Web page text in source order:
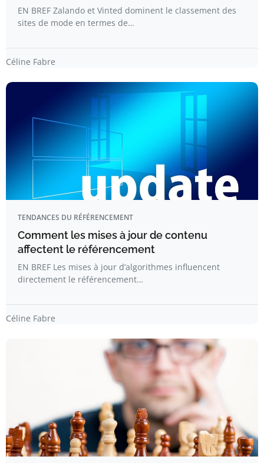
EN BREF Zalando et Vinted dominent le classement des
sites de mode en termes de…
Céline Fabre
TENDANCES DU RÉFÉRENCEMENT
Comment les mises à jour de contenu
affectent le référencement
EN BREF Les mises à jour d’algorithmes influencent
directement le référencement…
Céline Fabre